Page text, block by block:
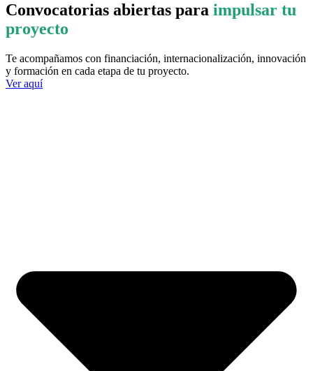
Convocatorias abiertas para impulsar tu
proyecto
Te acompañamos con financiación, internacionalización, innovación
y formación en cada etapa de tu proyecto.
Ver aquí